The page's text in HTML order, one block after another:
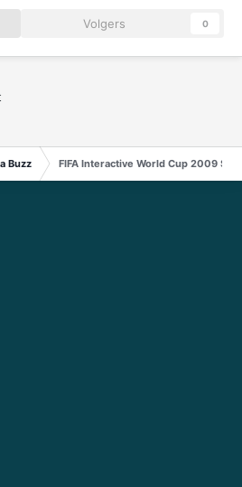
Volgers 0
Buzz FIFA Interactive World Cup 2009